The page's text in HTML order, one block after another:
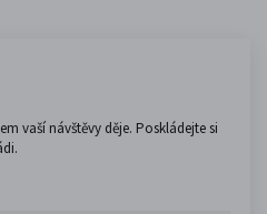
vaší návštěvy děje. Poskládejte si